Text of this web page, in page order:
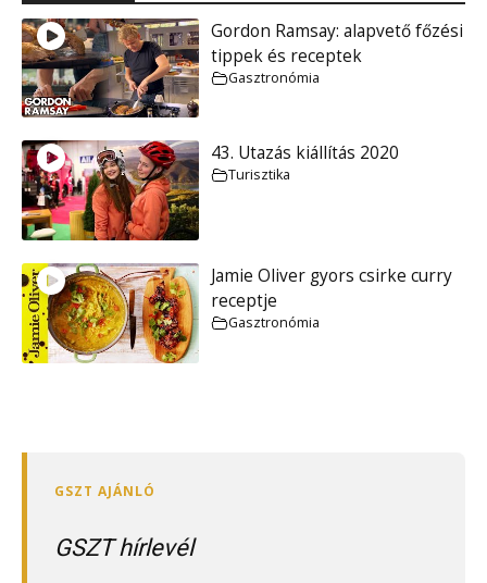
Gordon Ramsay: alapvető főzési
tippek és receptek
Gasztronómia
43. Utazás kiállítás 2020
Turisztika
Jamie Oliver gyors csirke curry
receptje
Gasztronómia
GSZT hírlevél